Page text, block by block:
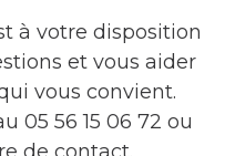
à votre disposition
et vous aider
vous convient.
05 56 15 06 72 ou